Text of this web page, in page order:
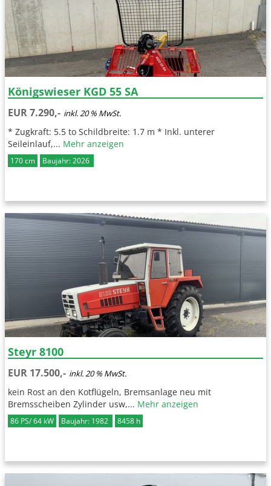
Königswieser KGD 55 SA
EUR 7.290,- inkl. 20 % MwSt.
* Zugkraft: 5.5 to Schildbreite: 1.7 m * Inkl. unterer
Seileinlauf,... Mehr anzeigen
170 cm Baujahr: 2026
Steyr 8100
EUR 17.500,- inkl. 20 % MwSt.
kein Rost an den Kotflügeln, Bremsanlage neu mit
Bremsscheiben Zylinder usw,... Mehr anzeigen
86 PS/ 64 kW Baujahr: 1982 8458 h